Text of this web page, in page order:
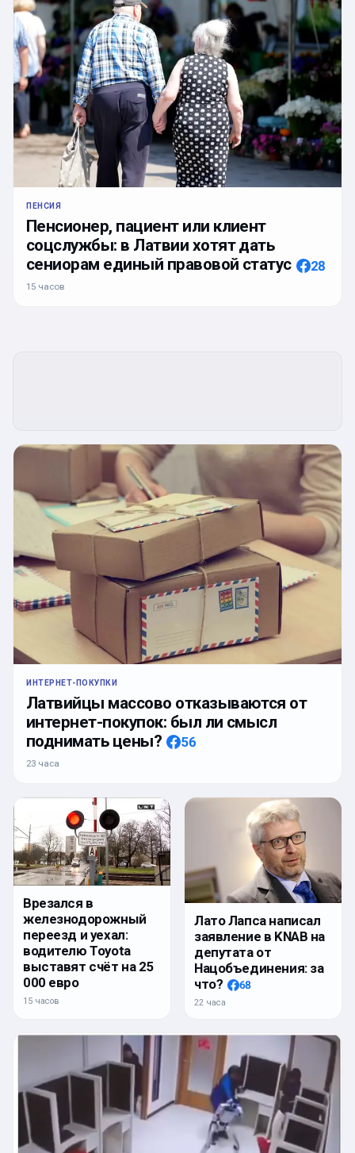
ПЕНСИЯ
Пенсионер, пациент или клиент
соцслужбы: в Латвии хотят дать
сениорам единый правовой статус
28
15 часов
ИНТЕРНЕТ-ПОКУПКИ
Латвийцы массово отказываются от
интернет-покупок: был ли смысл
поднимать цены?
56
23 часа
Врезался в
железнодорожный
переезд и уехал:
водителю Toyota
выставят счёт на 25
000 евро
15 часов
Лато Лапса написал
заявление в KNAB на
депутата от
Нацобъединения: за
что?
68
22 часа